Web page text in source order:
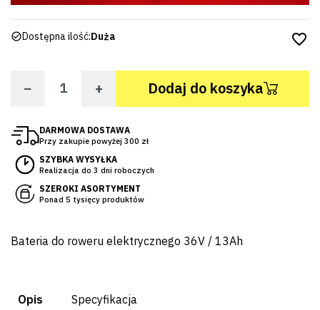
Dostępna ilość:Duża favorite_border
− + Dodaj do koszyka
DARMOWA DOSTAWA
Przy zakupie powyżej 300 zł
SZYBKA WYSYŁKA
Realizacja do 3 dni roboczych
SZEROKI ASORTYMENT
Ponad 5 tysięcy produktów
Bateria do roweru elektrycznego 36V / 13Ah
Opis Specyfikacja